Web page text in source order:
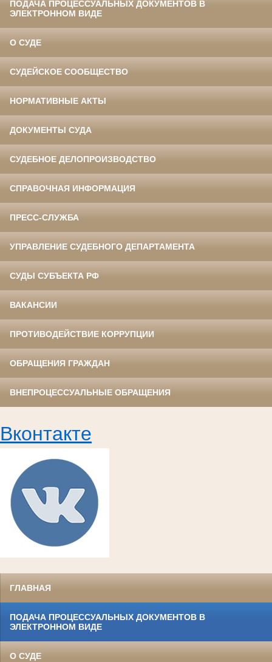
ПОДАЧА ПРОЦЕССУАЛЬНЫХ ДОКУМЕНТОВ В
ЭЛЕКТРОННОМ ВИДЕ
О СУДЕ
СУДЕЙСКОЕ СООБЩЕСТВО
НОРМАТИВНЫЕ АКТЫ
ДОКУМЕНТЫ СУДА
СУДЕБНОЕ ДЕЛОПРОИЗВОДСТВО
СПРАВОЧНАЯ ИНФОРМАЦИЯ
ПРЕСС-СЛУЖБА
УПРАВЛЕНИЕ СУДЕБНОГО ДЕПАРТАМЕНТА
СУДЫ СУБЪЕКТА РФ
ВАКАНСИИ
ПРОТИВОДЕЙСТВИЕ КОРРУПЦИИ
ОБРАЩЕНИЯ ГРАЖДАН
ВНЕПРОЦЕССУАЛЬНЫЕ ОБРАЩЕНИЯ
Вконтакте
ГЛАВНАЯ
ПОДАЧА ПРОЦЕССУАЛЬНЫХ ДОКУМЕНТОВ В
ЭЛЕКТРОННОМ ВИДЕ
О СУДЕ